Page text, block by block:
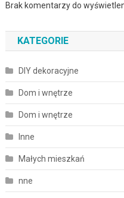
Brak komentarzy do
KATEGORIE
DIY dekoracyjne
Dom i wnętrze
Dom i wnętrze
Inne
Małych mieszkań
nne